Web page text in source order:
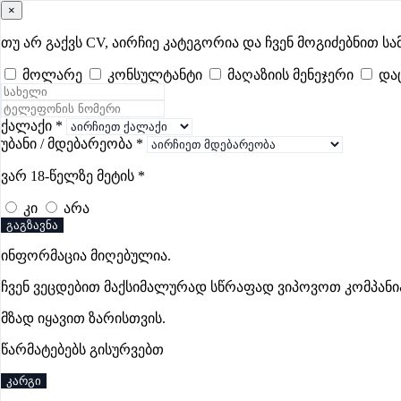
samushao
შესვლა
ყველა - 495 Remote Worldwide - 295 დღევანდელი - 1
დიასახლისის ვაკანსიები მცხეთაში
ვაკანსიები არ მოიძებნა „დიასახლისის ვაკანსიები
გოუნეტი
პრემიუმი
×
თუ არ გაქვს CV, აირჩიე კატეგორია და ჩვენ მოგიძებნით
მოლარე კონსულტანტი მაღაზიის მენეჯერი
ქალაქი *
უბანი / მდებარეობა *
ვარ 18-წელზე მეტის *
კი არა
გაგზავნა
ინფორმაცია მიღებულია.
ჩვენ ვეცდებით მაქსიმალურად სწრაფად ვიპოვოთ
მზად იყავით ზარისთვის.
წარმატებებს გისურვებთ
კარგი